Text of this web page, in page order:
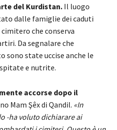
del Kurdistan. Il luogo
dalle famiglie dei caduti
che conserva
Da segnalare che
sono state uccise anche le
e nutrite.
accorse dopo il
Mam Şêx di Qandil. «In
-ha voluto dichiarare ai